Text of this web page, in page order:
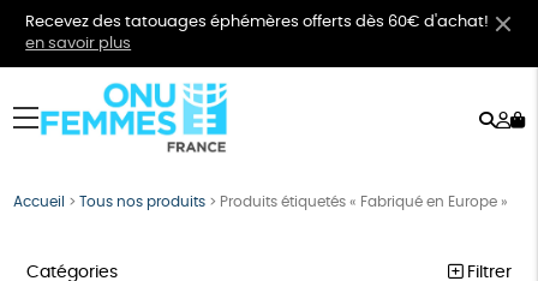
Recevez des tatouages éphémères offerts dès 60€ d'achat!
en savoir plus
menu
Accueil >Tous nos produits > Produits étiquetés « Fabriqué en Europe »
Catégories Filtrer